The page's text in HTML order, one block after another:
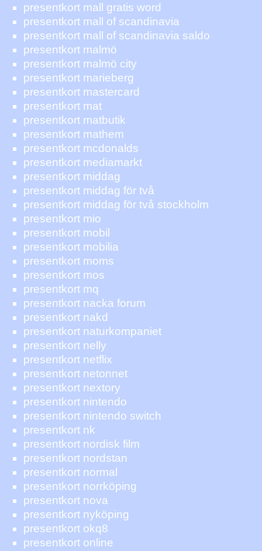
presentkort mall gratis word
presentkort mall of scandinavia
presentkort mall of scandinavia saldo
presentkort malmö
presentkort malmö city
presentkort marieberg
presentkort mastercard
presentkort mat
presentkort matbutik
presentkort mathem
presentkort mcdonalds
presentkort mediamarkt
presentkort middag
presentkort middag för två
presentkort middag för två stockholm
presentkort mio
presentkort mobil
presentkort mobilia
presentkort moms
presentkort mos
presentkort mq
presentkort nacka forum
presentkort nakd
presentkort naturkompaniet
presentkort nelly
presentkort netflix
presentkort netonnet
presentkort nextory
presentkort nintendo
presentkort nintendo switch
presentkort nk
presentkort nordisk film
presentkort nordstan
presentkort normal
presentkort norrköping
presentkort nova
presentkort nyköping
presentkort okq8
presentkort online